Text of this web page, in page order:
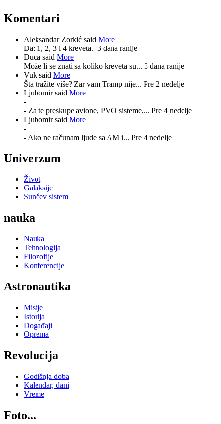
Komentari
Aleksandar Zorkić said More
Da: 1, 2, 3 i 4 kreveta. 3 dana ranije
Duca said More
Može li se znati sa koliko kreveta su... 3 dana ranije
Vuk said More
Šta tražite više? Zar vam Tramp nije... Pre 2 nedelje
Ljubomir said More
-
- Za te preskupe avione, PVO sisteme,... Pre 4 nedelje
Ljubomir said More
-
- Ako ne računam ljude sa AM i... Pre 4 nedelje
Univerzum
Život
Galaksije
Sunčev sistem
nauka
Nauka
Tehnologija
Filozofije
Konferencije
Astronautika
Misije
Istorija
Događaji
Oprema
Revolucija
Godišnja doba
Kalendar, dani
Vreme
Foto...